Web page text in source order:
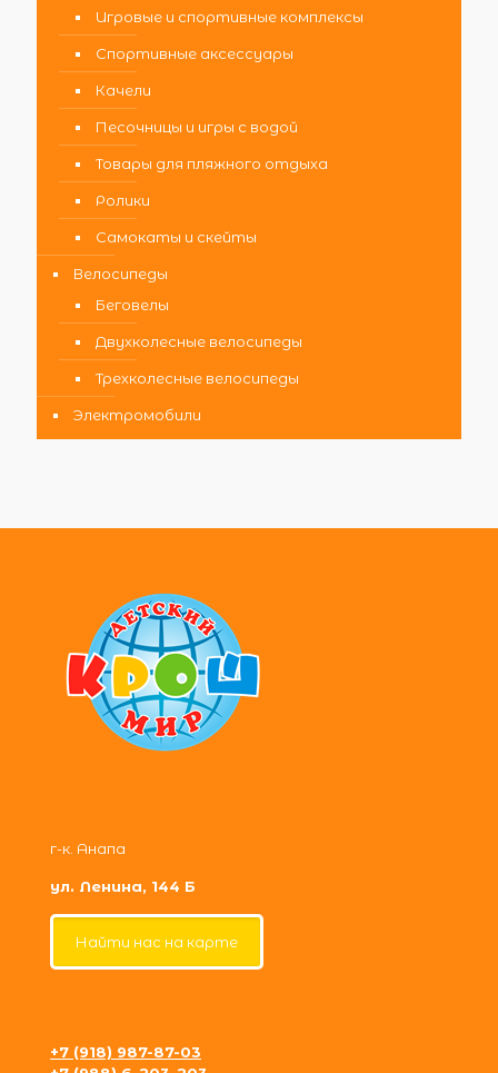
Игровые и спортивные комплексы
Спортивные аксессуары
Качели
Песочницы и игры с водой
Товары для пляжного отдыха
Ролики
Самокаты и скейты
Велосипеды
Беговелы
Двухколесные велосипеды
Трехколесные велосипеды
Электромобили
г-к. Анапа
ул. Ленина, 144 Б
Найти нас на карте
+7 (918) 987-87-03